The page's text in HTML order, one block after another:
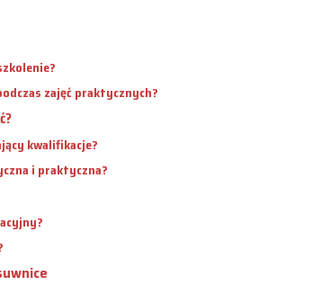
zajęć praktycznych?
kwalifikacje?
i praktyczna?